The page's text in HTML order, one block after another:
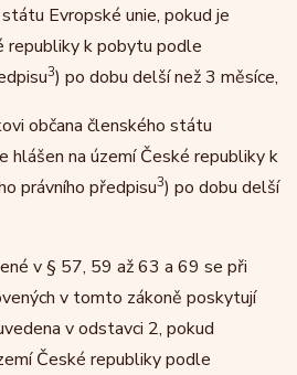
Evropské unie, pokud je
republiky k pobytu podle
3) po dobu delší než 3 měsíce,
občana členského státu
hlášen na území České republiky k
právního předpisu3) po dobu delší
v § 57, 59 až 63 a 69 se při
v tomto zákoně poskytují
v odstavci 2, pokud
České republiky podle